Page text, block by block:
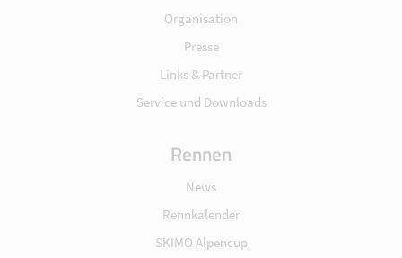
Organisation
Presse
Links & Partner
Service und Downloads
Rennen
News
Rennkalender
SKIMO Alpencup